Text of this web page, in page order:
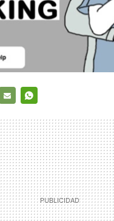
MAIL